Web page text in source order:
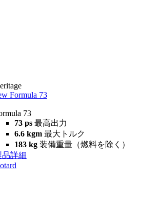
Formula 73
73
73 ps 最高出力
6.6 kgm 最大トルク
183 kg 装備重量（燃料を除く）
品詳細